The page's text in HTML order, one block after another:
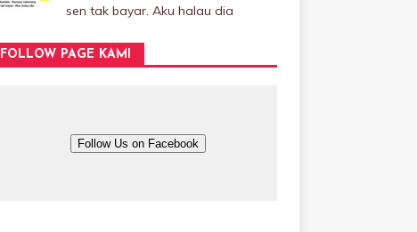
sen tak bayar. Aku halau dia
FOLLOW PAGE KAMI
Follow Us on Facebook